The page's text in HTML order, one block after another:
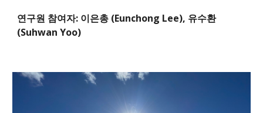
연구원 참여자: 이은총 (Eunchong Lee), 유수환
(Suhwan Yoo)